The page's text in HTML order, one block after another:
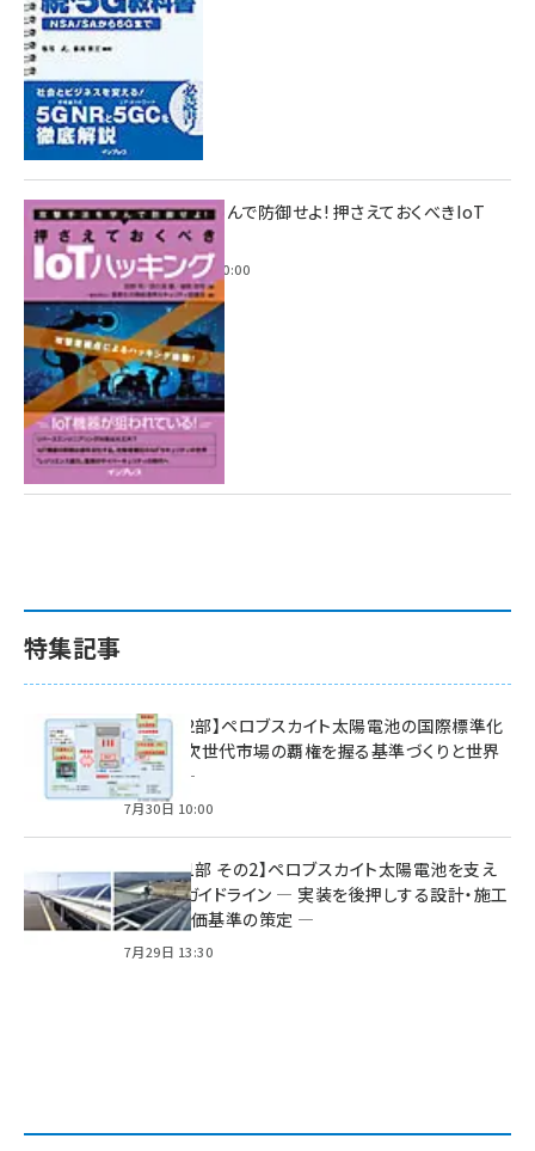
攻撃手法を学んで防御せよ! 押さえておくべきIoT
ハッキング
2022年6月14日 0:00
特集記事
特集【第2部】ペロブスカイト太陽電池の国際標準化
戦略 ― 次世代市場の覇権を握る基準づくりと世界
の動向 ―
7月30日 10:00
特集【第1部 その2】ペロブスカイト太陽電池を支え
る2つのガイドライン ― 実装を後押しする設計・施工
方針と評価基準の策定 ―
7月29日 13:30